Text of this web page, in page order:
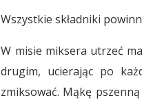
Wszystkie składniki
W misie miksera utrzeć
drugim, ucierając po
zmiksować. Mąkę